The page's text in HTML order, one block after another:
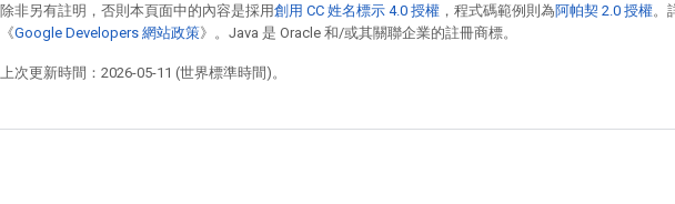
除非另有註明，否則本頁面中的內容是採用創用 CC 姓名標示 4.0 授權 ，程式碼範例則為阿帕契 2.0 授權。
《Google Developers 網站政策》。Java 是 Oracle 和/或其關聯企業的註冊商標。
上次更新時間：2026-05-11 (世界標準時間)。